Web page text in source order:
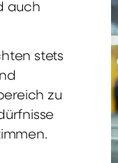
auch
stets
zu